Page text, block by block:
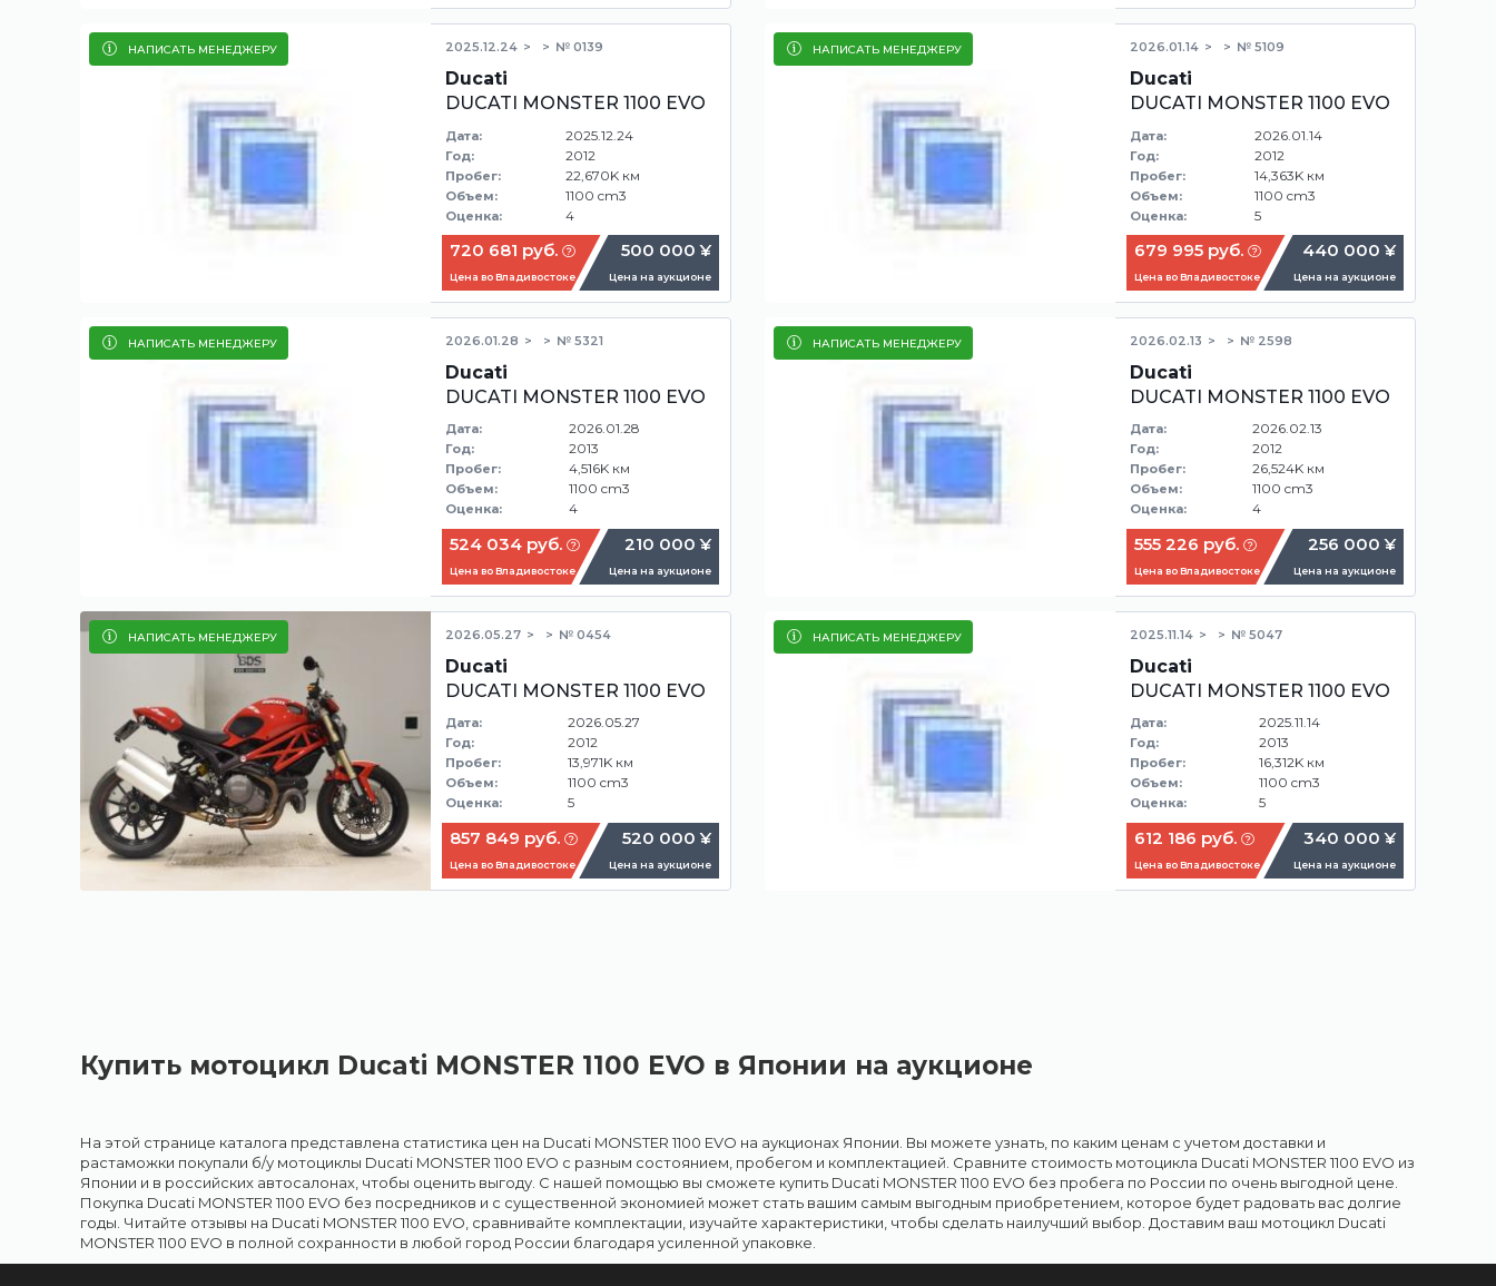
НАПИСАТЬ МЕНЕДЖЕРУ 2025.12.24 № 0139
Ducati
DUCATI MONSTER 1100 EVO
Дата: 2025.12.24
Год: 2012
Пробег: 22,670K км
Объем: 1100 cm3
Оценка: 4
720 681 руб.
Цена во Владивостоке
500 000 ¥
Цена на аукционе
НАПИСАТЬ МЕНЕДЖЕРУ 2026.01.14 № 5109
Ducati
DUCATI MONSTER 1100 EVO
Дата: 2026.01.14
Год: 2012
Пробег: 14,363K км
Объем: 1100 cm3
Оценка: 5
679 995 руб.
Цена во Владивостоке
440 000 ¥
Цена на аукционе
НАПИСАТЬ МЕНЕДЖЕРУ 2026.01.28 № 5321
Ducati
DUCATI MONSTER 1100 EVO
Дата: 2026.01.28
Год: 2013
Пробег: 4,516K км
Объем: 1100 cm3
Оценка: 4
524 034 руб.
Цена во Владивостоке
210 000 ¥
Цена на аукционе
НАПИСАТЬ МЕНЕДЖЕРУ 2026.02.13 № 2598
Ducati
DUCATI MONSTER 1100 EVO
Дата: 2026.02.13
Год: 2012
Пробег: 26,524K км
Объем: 1100 cm3
Оценка: 4
555 226 руб.
Цена во Владивостоке
256 000 ¥
Цена на аукционе
НАПИСАТЬ МЕНЕДЖЕРУ 2026.05.27 № 0454
Ducati
DUCATI MONSTER 1100 EVO
Дата: 2026.05.27
Год: 2012
Пробег: 13,971K км
Объем: 1100 cm3
Оценка: 5
857 849 руб.
Цена во Владивостоке
520 000 ¥
Цена на аукционе
НАПИСАТЬ МЕНЕДЖЕРУ 2025.11.14 № 5047
Ducati
DUCATI MONSTER 1100 EVO
Дата: 2025.11.14
Год: 2013
Пробег: 16,312K км
Объем: 1100 cm3
Оценка: 5
612 186 руб.
Цена во Владивостоке
340 000 ¥
Цена на аукционе
Купить мотоцикл Ducati MONSTER 1100 EVO в Японии на аукционе
На этой странице каталога представлена статистика цен на Ducati MONSTER 1100 EVO на аукционах Японии. Вы можете узнать, по каким ценам с учетом доставки и
растаможки покупали б/у мотоциклы Ducati MONSTER 1100 EVO с разным состоянием, пробегом и комплектацией. Сравните стоимость мотоцикла Ducati MONSTER 1100 EVO из
Японии и в российских автосалонах, чтобы оценить выгоду. С нашей помощью вы сможете купить Ducati MONSTER 1100 EVO без пробега по России по очень выгодной цене.
Покупка Ducati MONSTER 1100 EVO без посредников и с существенной экономией может стать вашим самым выгодным приобретением, которое будет радовать вас долгие
годы. Читайте отзывы на Ducati MONSTER 1100 EVO, сравнивайте комплектации, изучайте характеристики, чтобы сделать наилучший выбор. Доставим ваш мотоцикл Ducati
MONSTER 1100 EVO в полной сохранности в любой город России благодаря усиленной упаковке.